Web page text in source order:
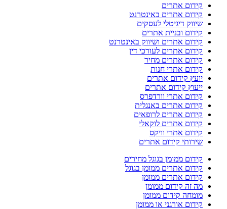
קידום אתרים
קידום אתרים באינטרנט
שיווק דיגיטלי לעסקים
קידום ובניית אתרים
קידום אתרים ושיווק באינטרנט
קידום אתרים לעורכי דין
קידום אתרים מחיר
קידום אתרי חנות
יועץ קידום אתרים
ייעוץ קידום אתרים
קידום אתרי וורדפרס
קידום אתרים באנגלית
קידום אתרים לרופאים
קידום אתרים לוקאלי
קידום אתרי וויקס
שירותי קידום אתרים
קידום ממומן בגוגל מחירים
קידום אתרים ממומן בגוגל
קידום אתרים ממומן
מה זה קידום ממומן
מומחה קידום ממומן
קידום אורגני או ממומן